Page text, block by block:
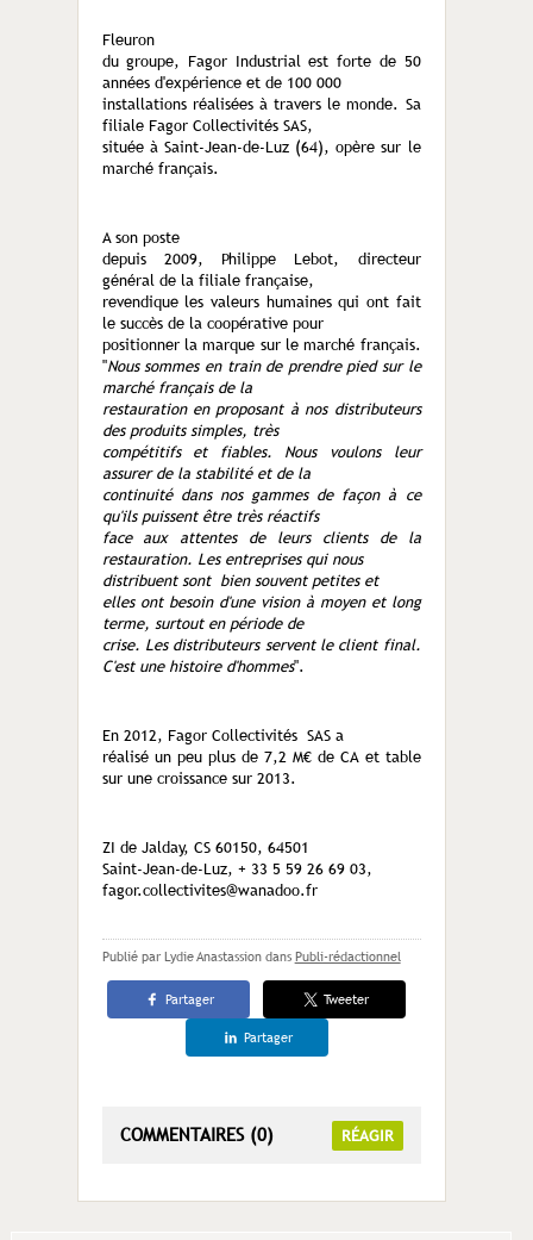
Fleuron
du groupe, Fagor Industrial est forte de 50
années d'expérience et de 100 000
installations réalisées à travers le monde. Sa
filiale Fagor Collectivités SAS,
située à Saint-Jean-de-Luz (64), opère sur le
marché français.
A son poste
depuis 2009, Philippe Lebot, directeur
général de la filiale française,
revendique les valeurs humaines qui ont fait
le succès de la coopérative pour
positionner la marque sur le marché français.
"Nous sommes en train de prendre pied sur le
marché français de la
restauration en proposant à nos distributeurs
des produits simples, très
compétitifs et fiables. Nous voulons leur
assurer de la stabilité et de la
continuité dans nos gammes de façon à ce
qu'ils puissent être très réactifs
face aux attentes de leurs clients de la
restauration. Les entreprises qui nous
distribuent sont bien souvent petites et
elles ont besoin d'une vision à moyen et long
terme, surtout en période de
crise. Les distributeurs servent le client final.
C'est une histoire d'hommes".
En 2012, Fagor Collectivités SAS a
réalisé un peu plus de 7,2 M€ de CA et table
sur une croissance sur 2013.
ZI de Jalday, CS 60150, 64501
Saint-Jean-de-Luz, + 33 5 59 26 69 03,
fagor.collectivites@wanadoo.fr
Publié par Lydie Anastassion dans Publi-rédactionnel
Partager Tweeter
Partager
COMMENTAIRES (0) RÉAGIR